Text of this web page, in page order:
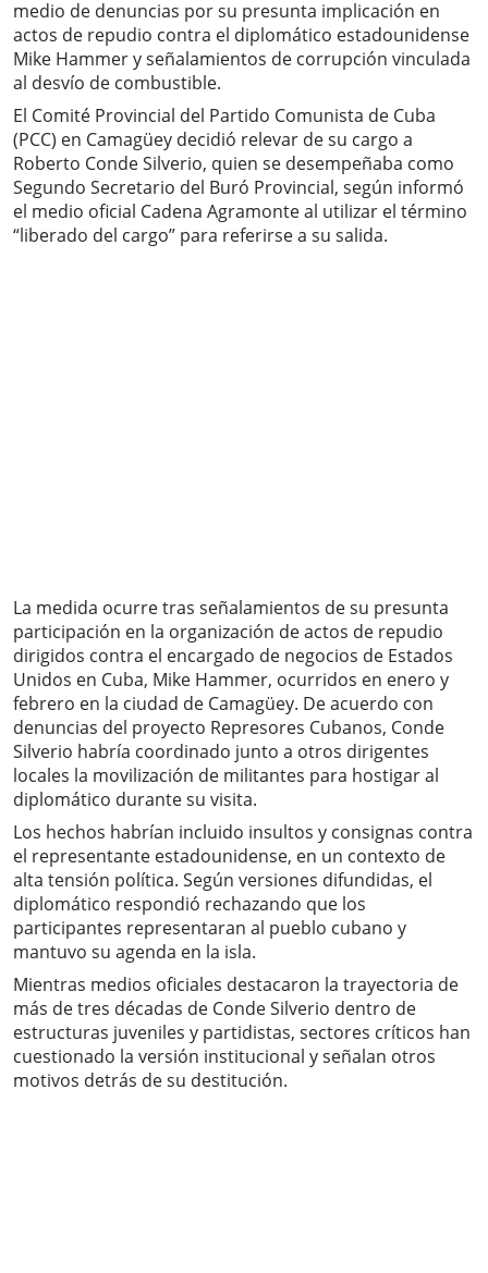
medio de denuncias por su presunta implicación en
actos de repudio contra el diplomático estadounidense
Mike Hammer y señalamientos de corrupción vinculada
al desvío de combustible.
El Comité Provincial del Partido Comunista de Cuba
(PCC) en Camagüey decidió relevar de su cargo a
Roberto Conde Silverio, quien se desempeñaba como
Segundo Secretario del Buró Provincial, según informó
el medio oficial Cadena Agramonte al utilizar el término
“liberado del cargo” para referirse a su salida.
La medida ocurre tras señalamientos de su presunta
participación en la organización de actos de repudio
dirigidos contra el encargado de negocios de Estados
Unidos en Cuba, Mike Hammer, ocurridos en enero y
febrero en la ciudad de Camagüey. De acuerdo con
denuncias del proyecto Represores Cubanos, Conde
Silverio habría coordinado junto a otros dirigentes
locales la movilización de militantes para hostigar al
diplomático durante su visita.
Los hechos habrían incluido insultos y consignas contra
el representante estadounidense, en un contexto de
alta tensión política. Según versiones difundidas, el
diplomático respondió rechazando que los
participantes representaran al pueblo cubano y
mantuvo su agenda en la isla.
Mientras medios oficiales destacaron la trayectoria de
más de tres décadas de Conde Silverio dentro de
estructuras juveniles y partidistas, sectores críticos han
cuestionado la versión institucional y señalan otros
motivos detrás de su destitución.